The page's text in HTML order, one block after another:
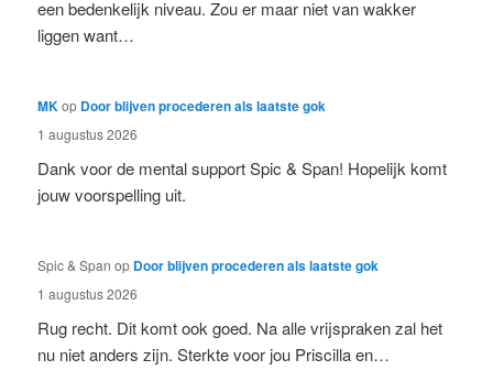
een bedenkelijk niveau. Zou er maar niet van wakker
liggen want…
MKop Door blijven procederen als laatste gok
1 augustus 2026
Dank voor de mental support Spic & Span! Hopelijk komt
jouw voorspelling uit.
Spic & Span op Door blijven procederen als laatste gok
1 augustus 2026
Rug recht. Dit komt ook goed. Na alle vrijspraken zal het
nu niet anders zijn. Sterkte voor jou Priscilla en…